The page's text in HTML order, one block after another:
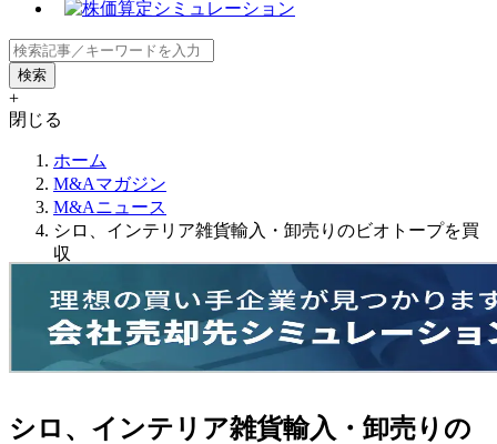
+
閉じる
ホーム
M&Aマガジン
M&Aニュース
シロ、インテリア雑貨輸入・卸売りのビオトープを買
収
シロ、インテリア雑貨輸入・卸売りの